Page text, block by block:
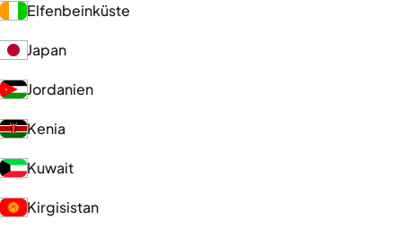
Elfenbeinküste
Japan
Jordanien
Kenia
Kuwait
Kirgisistan